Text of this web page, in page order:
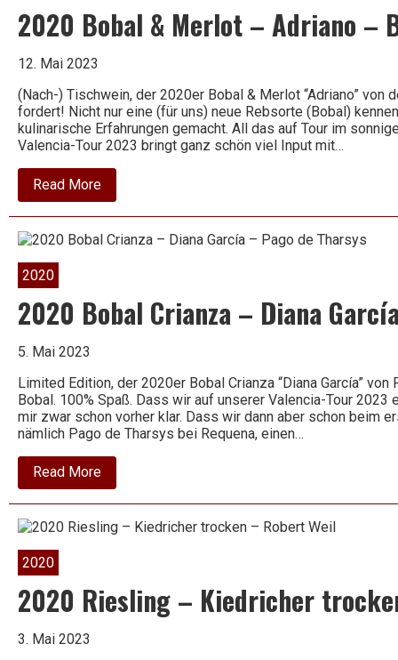
Bastian
2020 Bobal & Merlot – Adriano –
12. Mai 2023
(Nach-) Tischwein, der 2020er Bobal & Merlot “Adriano” von
fordert! Nicht nur eine (für uns) neue Rebsorte (Bobal)
kulinarische Erfahrungen gemacht. All das auf Tour im
Valencia-Tour 2023 bringt ganz schön viel Input mit…
Read Moreabout
2020
Bobal
Merlot
Haya
2020
2020 Bobal Crianza – Diana
5. Mai 2023
Limited Edition, der 2020er Bobal Crianza “Diana García”
Bobal. 100% Spaß. Dass wir auf unserer Valencia-Tour
mir zwar schon vorher klar. Dass wir dann aber schon beim
nämlich Pago de Tharsys bei Requena, einen…
Read Moreabout
2020
Bobal
–
Tharsys
2020
2020 Riesling – Kiedricher
3. Mai 2023